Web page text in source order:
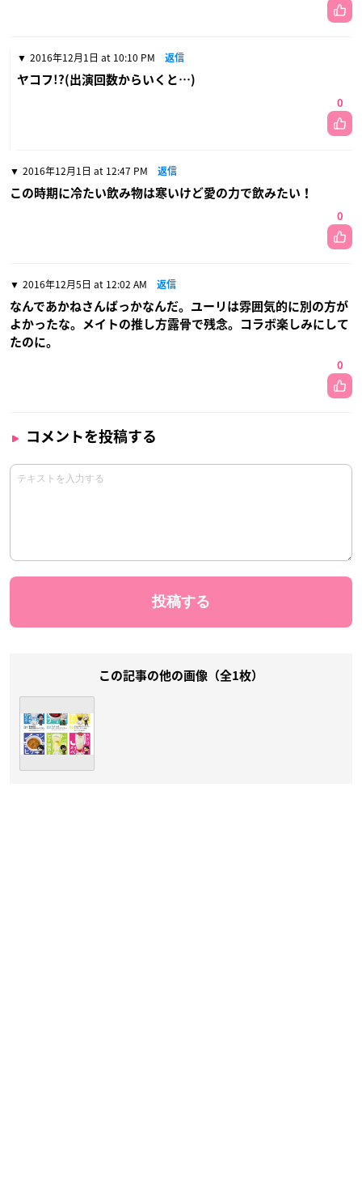
2016年12月1日 at 10:10 PM 返信
ヤコフ!?(出演回数からいくと…)
0
2016年12月1日 at 12:47 PM 返信
この時期に冷たい飲み物は寒いけど愛の力で飲みたい！
0
2016年12月5日 at 12:02 AM 返信
なんであかねさんばっかなんだ。ユーリは雰囲気的に別の方が
よかったな。メイトの推し方露骨で残念。コラボ楽しみにして
たのに。
0
コメントを投稿する
この記事の他の画像（全1枚）